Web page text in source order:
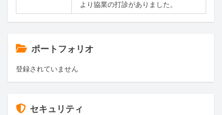
より協業の打診がありました。
ポートフォリオ
登録されていません
セキュリティ